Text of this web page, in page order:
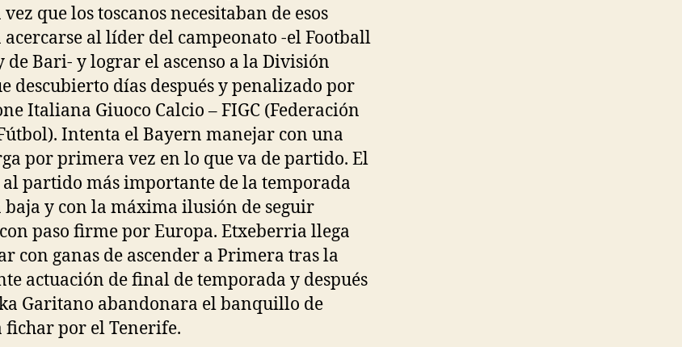
que los toscanos necesitaban de esos
al líder del campeonato -el Football
de Bari- y lograr el ascenso a la División
descubierto días después y penalizado por
Italiana Giuoco Calcio – FIGC (Federación
Intenta el Bayern manejar con una
por primera vez en lo que va de partido. El
al partido más importante de la temporada
y con la máxima ilusión de seguir
paso firme por Europa. Etxeberria llega
con ganas de ascender a Primera tras la
actuación de final de temporada y después
Garitano abandonara el banquillo de
por el Tenerife.